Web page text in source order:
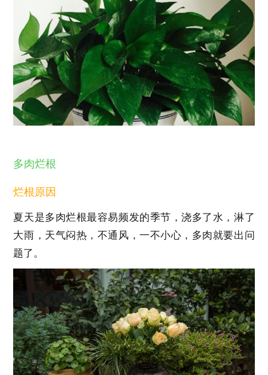
多肉烂根
烂根原因
夏天是多肉烂根最容易频发的季节，浇多了水，淋了
大雨，天气闷热，不通风，一不小心，多肉就要出问
题了。